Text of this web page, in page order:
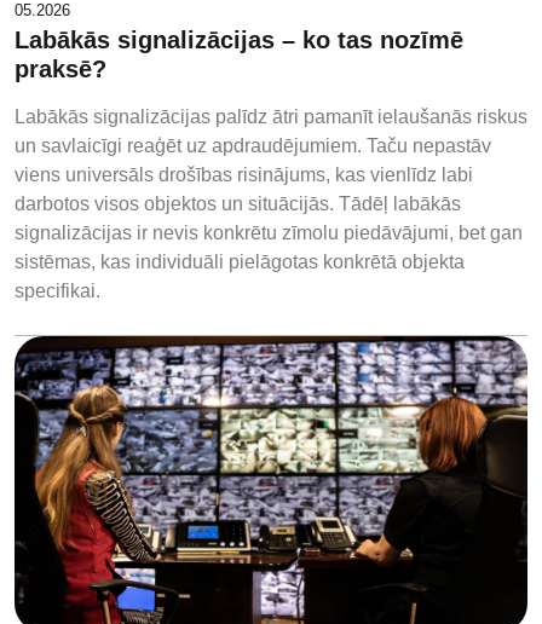
05.2026
Labākās signalizācijas – ko tas nozīmē
praksē?
Labākās signalizācijas palīdz ātri pamanīt ielaušanās riskus
un savlaicīgi reaģēt uz apdraudējumiem. Taču nepastāv
viens universāls drošības risinājums, kas vienlīdz labi
darbotos visos objektos un situācijās. Tādēļ labākās
signalizācijas ir nevis konkrētu zīmolu piedāvājumi, bet gan
sistēmas, kas individuāli pielāgotas konkrētā objekta
specifikai.